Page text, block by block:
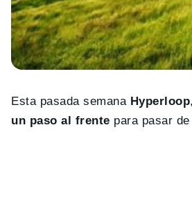
Esta pasada semana Hyperloop
un paso al frente para pasar